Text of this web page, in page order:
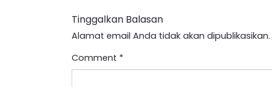
Tinggalkan Balasan
Alamat email Anda tidak akan dipublikasikan.
Comment *